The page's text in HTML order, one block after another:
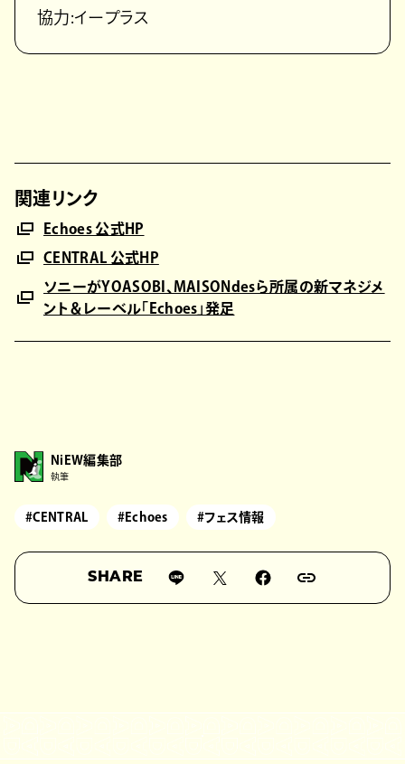
協力:イープラス
関連リンク
Echoes 公式HP
CENTRAL 公式HP
ソニーがYOASOBI、MAISONdesら所属の新マネジメ
ント＆レーベル「Echoes」発足
NiEW編集部
執筆
#CENTRAL #Echoes #フェス情報
SHARE